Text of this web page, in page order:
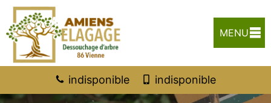
MENU
indisponible indisponible